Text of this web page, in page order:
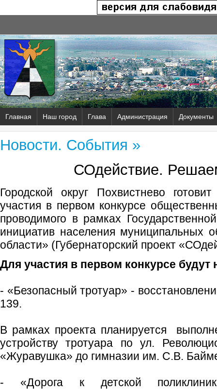
Главная Наш город Глава Администрация Документы
Новости. События »
СОдействие.
Городской округ Похвистнево
участия в первом конкурсе
проводимого в рамках
инициатив населения муниципальных
области» (Губернаторский проект
Для участия в первом конкурсе
- «Безопасный тротуар» -
139.
В рамках проекта планируется
устройству тротуара по ул.
«Журавушка» до гимназии им. С.В.
- «Дорога к детской